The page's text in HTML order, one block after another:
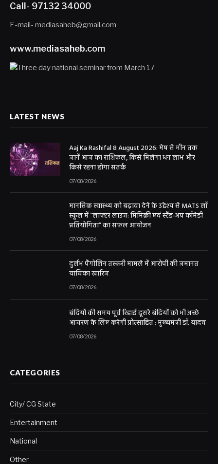
Call- 97132 34000
E-mail- mediasaheb@gmail.com
www.mediasaheb.com
LATEST NEWS
Aaj Ka Rashifal 8 August 2026: मेष से मीन तक
जानें आज का राशिफल, किसे मिलेगा धन लाभ और
किसे रहना होगा सतर्क
07/08/2026
मानसिक स्वास्थ्य को बढ़ावा देने के उद्देश्य से MATS लॉ
स्कूल में “लाफ्टर लाउंज: मिमिक्री एवं स्टैंड-अप कॉमेडी
प्रतियोगिता” का सफल आयोजन
07/08/2026
दुर्लभ पैंगोलिन तस्करी मामले में आरोपी की जमानत
याचिका खारिज
07/08/2026
बंदियों की समय पूर्व रिहाई दूसरे बंदियों को भी अच्छे
आचरण के लिए करेगी प्रोत्साहित : मुख्यमंत्री डॉ. यादव
07/08/2026
CATEGORIES
City/ CG State
Entertainment
National
Other